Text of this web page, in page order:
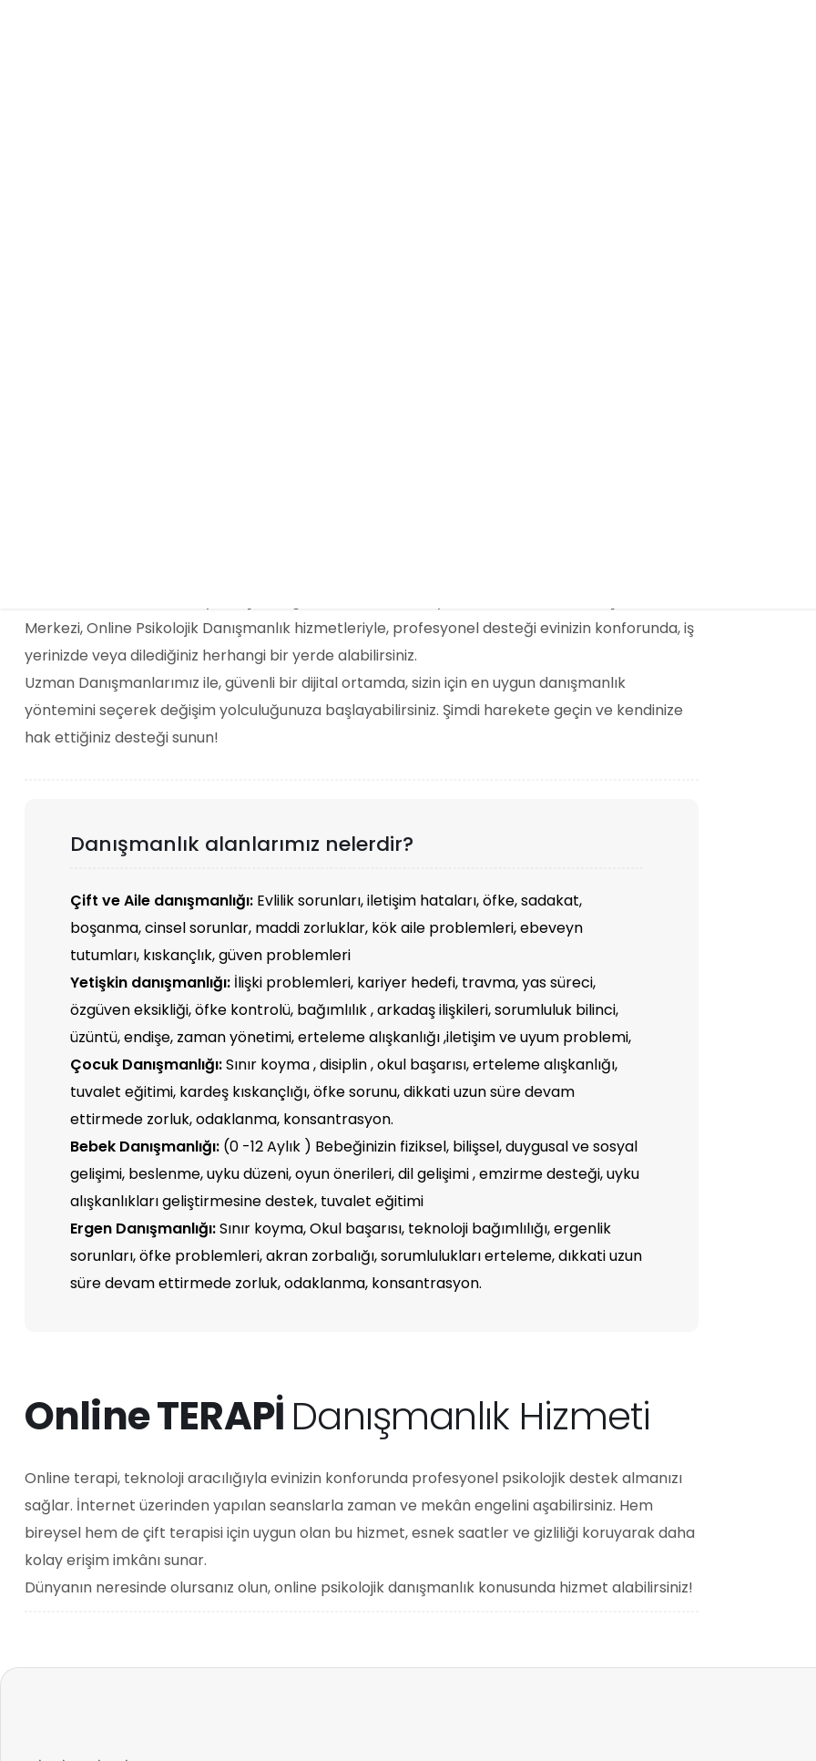
Merkezi, Online Psikolojik Danışmanlık hizmetleriyle, profesyonel desteği evinizin konforunda, iş
yerinizde veya dilediğiniz herhangi bir yerde alabilirsiniz.
Uzman Danışmanlarımız ile, güvenli bir dijital ortamda, sizin için en uygun danışmanlık
yöntemini seçerek değişim yolculuğunuza başlayabilirsiniz. Şimdi harekete geçin ve kendinize
hak ettiğiniz desteği sunun!
boşanma, cinsel sorunlar, maddi zorluklar, kök aile problemleri, ebeveyn
tutumları, kıskançlık, güven problemleri
Yetişkin danışmanlığı:İlişki problemleri, kariyer hedefi, travma, yas süreci,
özgüven eksikliği, öfke kontrolü, bağımlılık , arkadaş ilişkileri, sorumluluk bilinci,
üzüntü, endişe, zaman yönetimi, erteleme alışkanlığı ,iletişim ve uyum problemi,
Çocuk Danışmanlığı:Sınır koyma , disiplin , okul başarısı, erteleme alışkanlığı,
tuvalet eğitimi, kardeş kıskançlığı, öfke sorunu, dikkati uzun süre devam
ettirmede zorluk, odaklanma, konsantrasyon.
Bebek Danışmanlığı:(0 -12 Aylık ) Bebeğinizin fiziksel, bilişsel, duygusal ve sosyal
gelişimi, beslenme, uyku düzeni, oyun önerileri, dil gelişimi , emzirme desteği, uyku
alışkanlıkları geliştirmesine destek, tuvalet eğitimi
Ergen Danışmanlığı:Sınır koyma, Okul başarısı, teknoloji bağımlılığı, ergenlik
sorunları, öfke problemleri, akran zorbalığı, sorumlulukları erteleme, dıkkati uzun
süre devam ettirmede zorluk, odaklanma, konsantrasyon.
Online TERAPİ Danışmanlık Hizmeti
sağlar. İnternet üzerinden yapılan seanslarla zaman ve mekân engelini aşabilirsiniz. Hem
bireysel hem de çift terapisi için uygun olan bu hizmet, esnek saatler ve gizliliği koruyarak daha
kolay erişim imkânı sunar.
Dünyanın neresinde olursanız olun, online psikolojik danışmanlık konusunda hizmet alabilirsiniz!